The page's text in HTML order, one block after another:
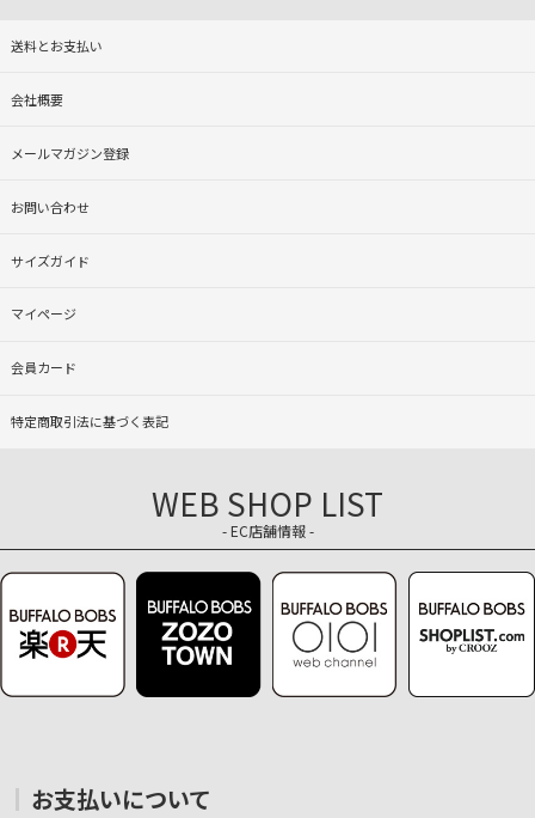
送料とお支払い
会社概要
メールマガジン登録
お問い合わせ
サイズガイド
マイページ
会員カード
特定商取引法に基づく表記
WEB SHOP LIST
- EC店舗情報 -
お支払いについて